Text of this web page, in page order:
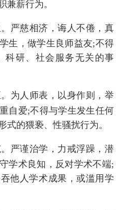
兼薪行为。
严慈相济，诲人不倦，真
生，做学生良师益友;不得
科研、社会服务无关的事
为人师表，以身作则，举
自爱;不得与学生发生任何
式的猥亵、性骚扰行为。
严谨治学，力戒浮躁，潜
学术良知，反对学术不端;
他人学术成果，或滥用学